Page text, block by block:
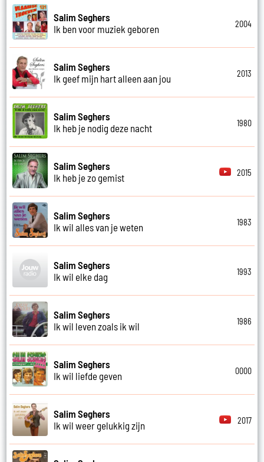
Salim Seghers
Ik ben voor muziek geboren
2004
Salim Seghers
Ik geef mijn hart alleen aan jou
2013
Salim Seghers
Ik heb je nodig deze nacht
1980
Salim Seghers
Ik heb je zo gemist
2015
Salim Seghers
Ik wil alles van je weten
1983
Salim Seghers
Ik wil elke dag
1993
Salim Seghers
Ik wil leven zoals ik wil
1986
Salim Seghers
Ik wil liefde geven
0000
Salim Seghers
Ik wil weer gelukkig zijn
2017